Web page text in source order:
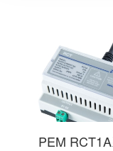
PEM